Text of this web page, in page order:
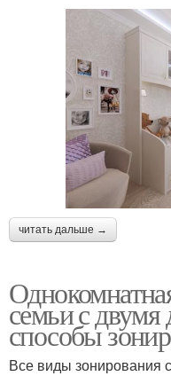
читать дальше →
семьи с
способы
Все виды зонирования